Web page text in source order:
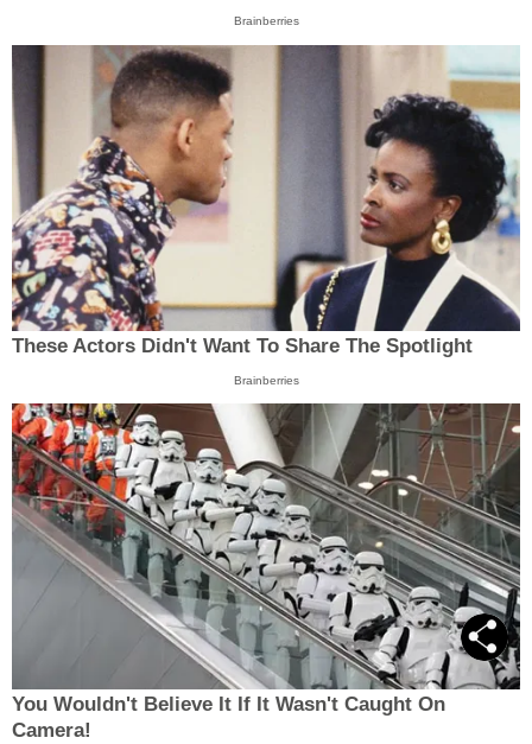
Brainberries
These Actors Didn't Want To Share The Spotlight
Brainberries
You Wouldn't Believe It If It Wasn't Caught On
Camera!